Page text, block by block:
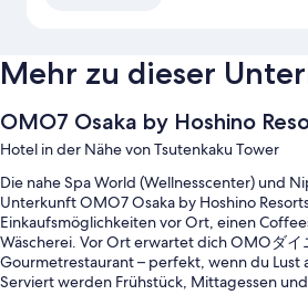
Mehr zu dieser
OMO7 Osaka by Hoshino
Hotel in der Nähe von Tsutenkaku Tower
Die nahe Spa World (Wellnesscenter) und
Unterkunft OMO7 Osaka by Hoshino
Einkaufsmöglichkeiten vor Ort, einen
Wäscherei. Vor Ort erwartet dich OMOダイ
Gourmetrestaurant – perfekt, wenn du Lust
Serviert werden Frühstück, Mittagessen